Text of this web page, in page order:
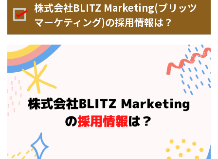
株式会社BLITZ Marketing(ブリッツ
マーケティング)の採用情報は？